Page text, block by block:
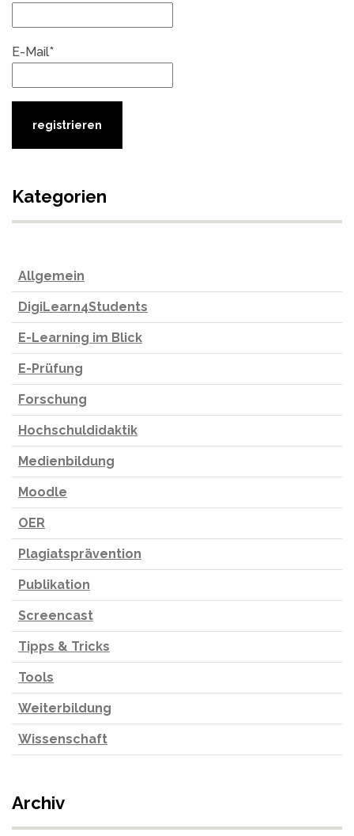
E-Mail*
Kategorien
Allgemein
DigiLearn4Students
E-Learning im Blick
E-Prüfung
Forschung
Hochschuldidaktik
Medienbildung
Moodle
OER
Plagiatsprävention
Publikation
Screencast
Tipps & Tricks
Tools
Weiterbildung
Wissenschaft
Archiv